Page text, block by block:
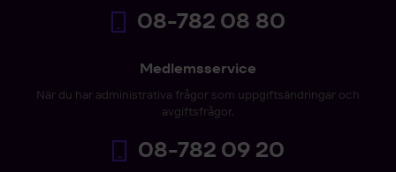
08-782 08 80
Medlemsservice
När du har administrativa frågor som uppgiftsändringar och
avgiftsfrågor.
08-782 09 20